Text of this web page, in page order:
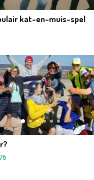
kat-en-muis-spel